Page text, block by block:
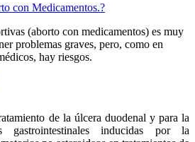
con Medicamentos.?
(aborto con medicamentos) es muy
problemas graves, pero, como en
hay riesgos.
de la úlcera duodenal y para la
gastrointestinales inducidas por la